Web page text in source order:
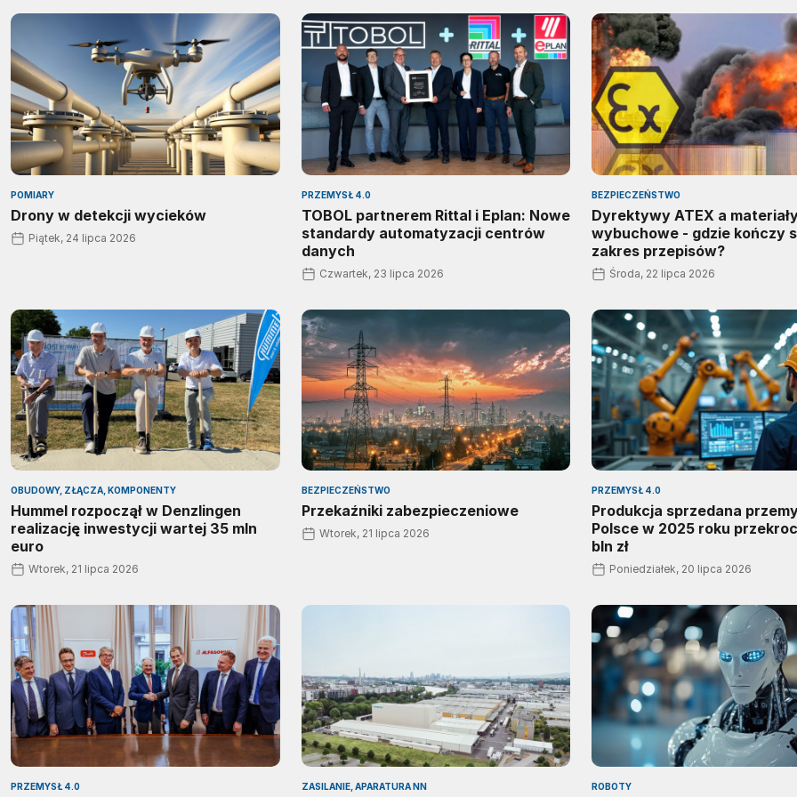
POMIARY
Drony w detekcji wycieków
Piątek, 24 lipca 2026
PRZEMYSŁ 4.0
TOBOL partnerem Rittal i Eplan: Nowe
standardy automatyzacji centrów
danych
Czwartek, 23 lipca 2026
BEZPIECZEŃSTWO
Dyrektywy ATEX a
wybuchowe - gdzie kończy
zakres przepisów?
Środa, 22 lipca 2026
OBUDOWY, ZŁĄCZA, KOMPONENTY
Hummel rozpoczął w Denzlingen
realizację inwestycji wartej 35 mln
euro
Wtorek, 21 lipca 2026
BEZPIECZEŃSTWO
Przekaźniki zabezpieczeniowe
Wtorek, 21 lipca 2026
PRZEMYSŁ 4.0
Produkcja sprzedana
Polsce w 2025 roku
bln zł
Poniedziałek, 20 lipca 2026
PRZEMYSŁ 4.0 ZASILANIE, APARATURA NN ROBOTY